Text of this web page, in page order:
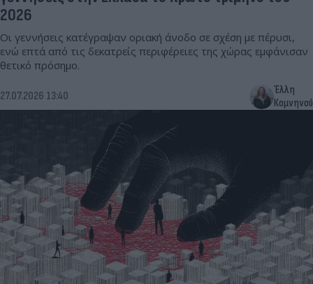
2026
Οι γεννήσεις κατέγραψαν οριακή άνοδο σε σχέση με πέρυσι,
ενώ επτά από τις δεκατρείς περιφέρειες της χώρας εμφάνισαν
θετικό πρόσημο.
27.07.2026 13:40
Έλλη
Κομνηνού